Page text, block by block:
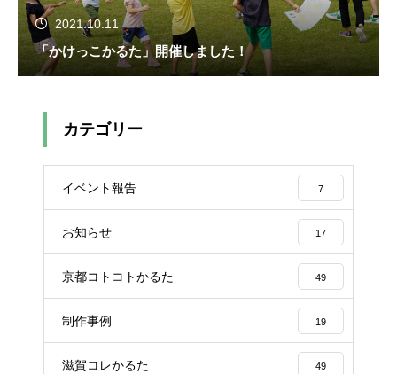
2021.10.11
「かけっこかるた」開催しました！
カテゴリー
イベント報告 7
お知らせ 17
京都コトコトかるた 49
制作事例 19
滋賀コレかるた 49